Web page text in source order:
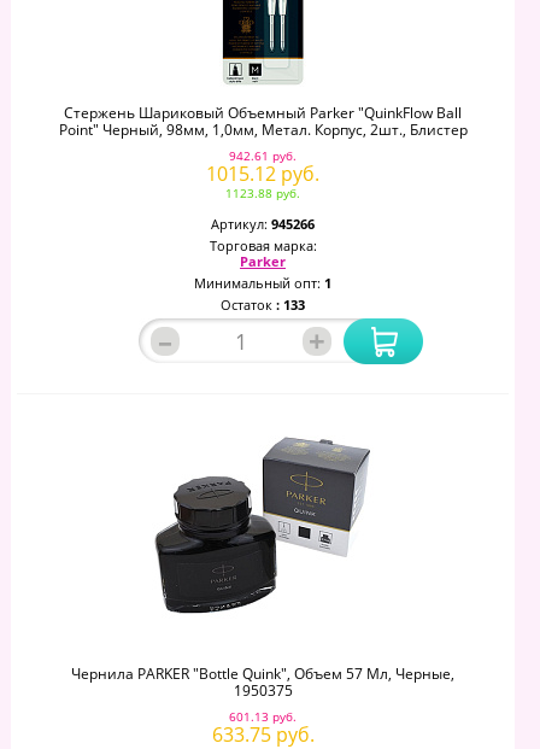
Стержень Шариковый Объемный Parker "QuinkFlow Ball
Point" Черный, 98мм, 1,0мм, Метал. Корпус, 2шт., Блистер
942.61 руб.
1015.12 руб.
1123.88 руб.
Артикул: 945266
Торговая марка:
Parker
Минимальный опт: 1
Остаток : 133
– +
Чернила PARKER "Bottle Quink", Объем 57 Мл, Черные,
1950375
601.13 руб.
633.75 руб.